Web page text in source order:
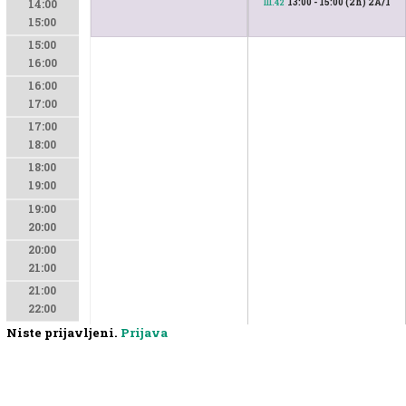
14:00
15:00
15:00
16:00
16:00
17:00
17:00
18:00
18:00
19:00
19:00
20:00
20:00
21:00
21:00
22:00
III.42
Niste prijavljeni. Prijava